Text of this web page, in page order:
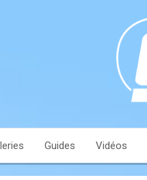
Guides Vidéos